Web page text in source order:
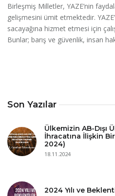
Son Yazılar
Ülkemizin AB-Dışı
İhracatına İlişkin
2024)
18.11.2024
2024 Yılı ve
Birleşmiş Milletler, YAZE’nin
gelişmesini ümit etmektedir.
sacayağına hizmet etmesi için
Bunlar; barış ve güvenlik, insan